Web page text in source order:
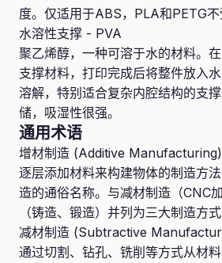
度。仅适用于ABS，PLA和PETG不
水溶性支撑 - PVA
聚乙烯醇，一种可溶于水的材料。
支撑材料，打印完成后将整件放入
溶解，特别适合复杂内腔结构的支
储，吸湿性很强。
通用术语
增材制造 (Additive Manufacturing)
逐层添加材料来构建物体的制造方
造的通俗名称。与减材制造（CNC
（铸造、锻造）并列为三大制造方式
减材制造 (Subtractive
通过切割、钻孔、铣削等方式从材